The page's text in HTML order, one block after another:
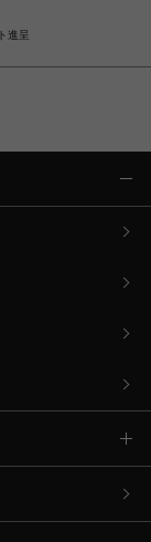
進呈